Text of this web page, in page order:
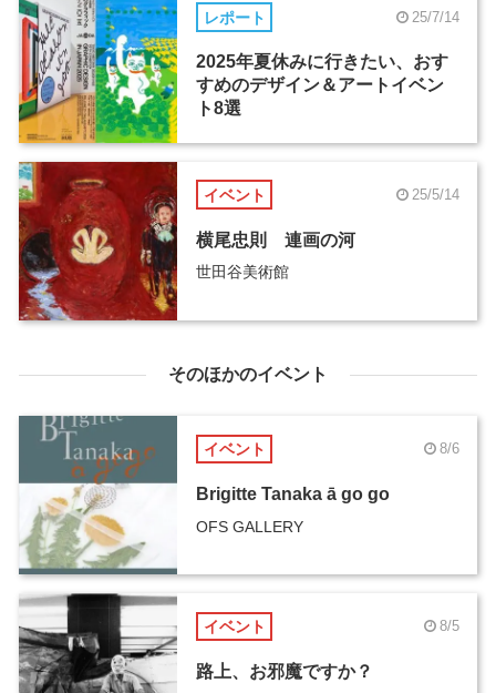
レポート 25/7/14
2025年夏休みに行きたい、おす
すめのデザイン＆アートイベン
ト8選
イベント 25/5/14
横尾忠則 連画の河
世田谷美術館
そのほかのイベント
イベント 8/6
Brigitte Tanaka ā go go
OFS GALLERY
イベント 8/5
路上、お邪魔ですか？